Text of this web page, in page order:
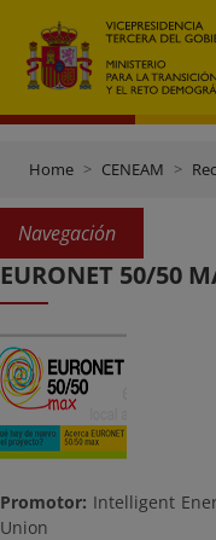
Home CENEAM
Navegación
EURONET 50/50
Promotor: Intelligent
Union